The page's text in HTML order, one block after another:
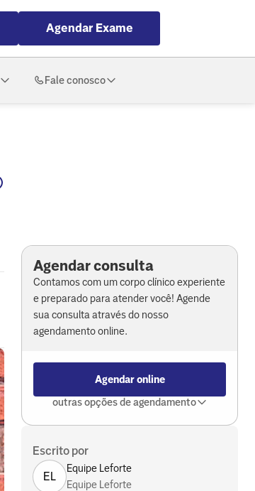
Agendar Exame
Fale conosco
Agendar consulta
Contamos com um corpo clínico experiente
e preparado para atender você! Agende
sua consulta através do nosso
agendamento online.
Agendar online
outras opções de agendamento
Escrito por
EL
Equipe Leforte
Equipe Leforte